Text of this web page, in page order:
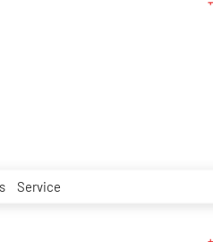
Service